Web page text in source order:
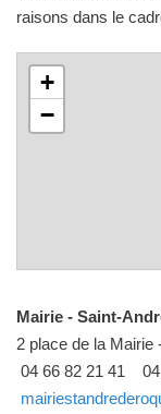
raisons dans le
+
−
Mairie - Saint-
2 place de la Mairie
04 66 82 21 41